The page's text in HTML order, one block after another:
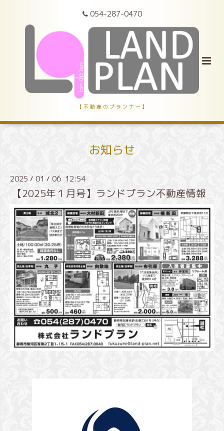
054-287-0470
【 不 動 産 の プ ラ ン ナ ー 】
お知らせ
2025 / 01 / 06 12:54
【2025年１月号】ランドプラン不動産情報